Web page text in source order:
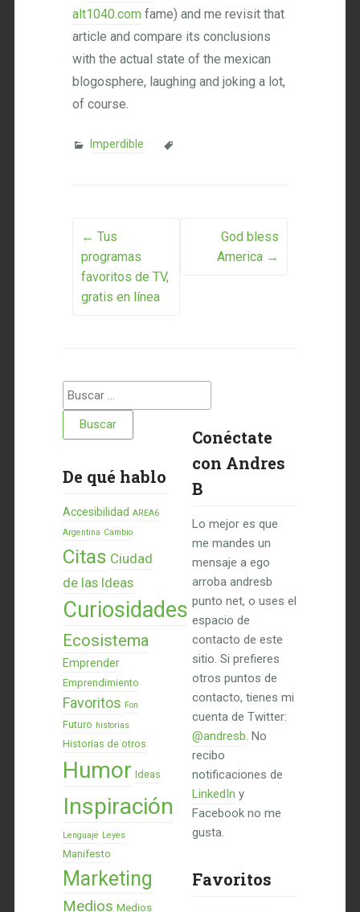
alt1040.com fame) and me revisit that
article and compare its conclusions
with the actual state of the mexican
blogosphere, laughing and joking a lot,
of course.
Imperdible
Post navigation
← Tus
programas
favoritos de TV,
gratis en línea
God bless
America →
Buscar:
De qué hablo
Accesibilidad AREA6
Argentina Cambio
Citas Ciudad
de las Ideas
Curiosidades
Ecosistema
Emprender
Emprendimiento
Favoritos Fon
Futuro historias
Historias de otros
Humor Ideas
Inspiración
Lenguaje Leyes
Manifesto
Marketing
Medios Medios
Conéctate
con Andres
B
Lo mejor es que
me mandes un
mensaje a ego
arroba andresb
punto net, o uses el
espacio de
contacto de este
sitio. Si prefieres
otros puntos de
contacto, tienes mi
cuenta de Twitter:
@andresb. No
recibo
notificaciones de
LinkedIn y
Facebook no me
gusta.
Favoritos